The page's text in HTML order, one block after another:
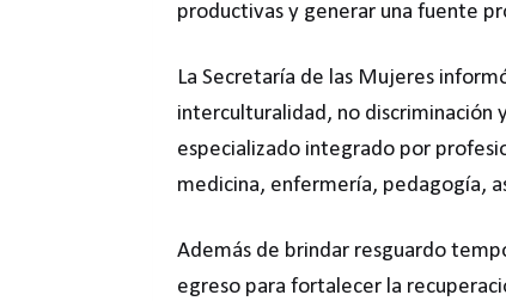
productivas y generar una fuente
La Secretaría de las Mujeres
interculturalidad, no discriminación
especializado integrado por
medicina, enfermería, pedagogía,
Además de brindar resguardo
egreso para fortalecer la